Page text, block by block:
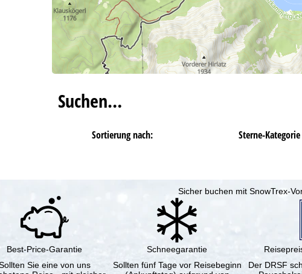
Suchen…
Sortierung nach: Sterne-Kategorie
Sicher buchen mit SnowTrex-
Best-Price-Garantie
Sie eine von uns
Schneegarantie
Sollten fünf Tage vor Reisebeginn
Der DRSF